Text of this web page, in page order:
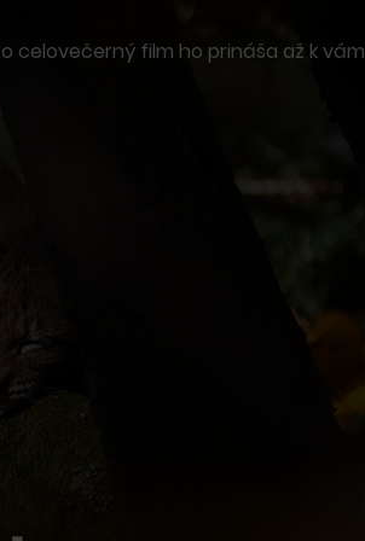
celovečerný film ho prináša až k vám